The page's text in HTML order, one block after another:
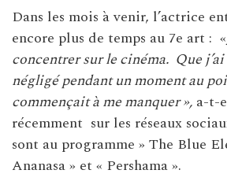
Dans les mois à venir, l’actrice
encore plus de temps au 7e art : «
concentrer sur le cinéma. Que
négligé pendant un moment au
commençait à me manquer », a-t-
récemment sur les réseaux
sont au programme » The Blue
Ananasa » et « Pershama ».